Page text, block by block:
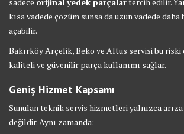
kısa vadede çözüm sunsa da uzun vadede
açabilir.
Bakırköy Arçelik, Beko ve Altus servisi bu
kaliteli ve güvenilir parça kullanımı sağlar.
Geniş Hizmet Kapsamı
Sunulan teknik servis hizmetleri yalnızca arıza
değildir. Aynı zamanda: